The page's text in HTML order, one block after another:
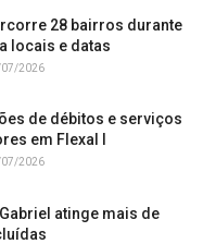
28 bairros durante
locais e datas
2026
de débitos e serviços
em Flexal I
2026
atinge mais de